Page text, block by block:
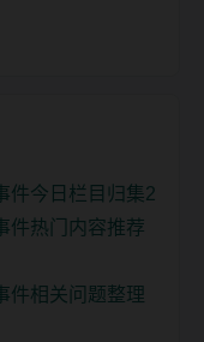
件今日栏目归集2
件热门内容推荐
件相关问题整理